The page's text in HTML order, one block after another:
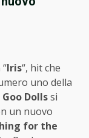
Iris“, hit che
uno della
Goo Dollssi
un nuovo
for the